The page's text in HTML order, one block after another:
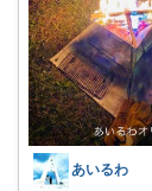
あいるわ